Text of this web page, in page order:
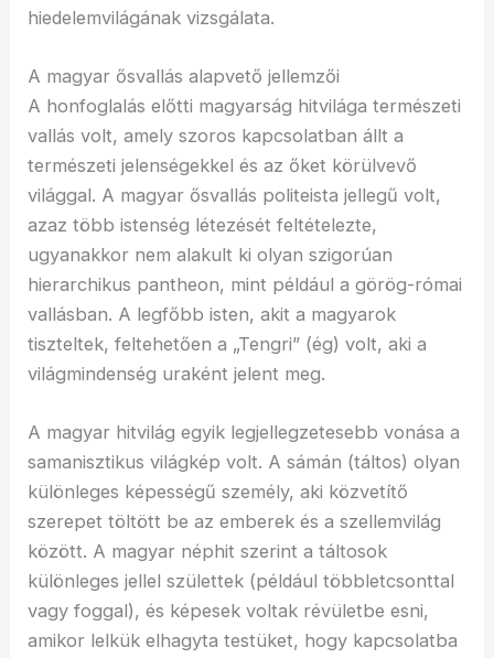
hiedelemvilágának vizsgálata.
A magyar ősvallás alapvető jellemzői
A honfoglalás előtti magyarság hitvilága természeti
vallás volt, amely szoros kapcsolatban állt a
természeti jelenségekkel és az őket körülvevő
világgal. A magyar ősvallás politeista jellegű volt,
azaz több istenség létezését feltételezte,
ugyanakkor nem alakult ki olyan szigorúan
hierarchikus pantheon, mint például a görög-római
vallásban. A legfőbb isten, akit a magyarok
tiszteltek, feltehetően a „Tengri” (ég) volt, aki a
világmindenség uraként jelent meg.
A magyar hitvilág egyik legjellegzetesebb vonása a
samanisztikus világkép volt. A sámán (táltos) olyan
különleges képességű személy, aki közvetítő
szerepet töltött be az emberek és a szellemvilág
között. A magyar néphit szerint a táltosok
különleges jellel születtek (például többletcsonttal
vagy foggal), és képesek voltak révületbe esni,
amikor lelkük elhagyta testüket, hogy kapcsolatba